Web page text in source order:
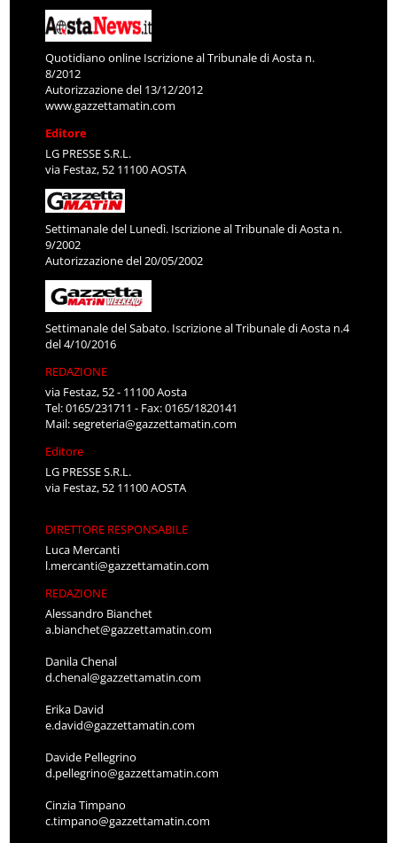
Quotidiano online Iscrizione al Tribunale di Aosta n.
8/2012
Autorizzazione del 13/12/2012
www.gazzettamatin.com
Editore
LG PRESSE S.R.L.
via Festaz, 52 11100 AOSTA
Settimanale del Lunedì. Iscrizione al Tribunale di Aosta n.
9/2002
Autorizzazione del 20/05/2002
Settimanale del Sabato. Iscrizione al Tribunale di Aosta n.4
del 4/10/2016
REDAZIONE
via Festaz, 52 - 11100 Aosta
Tel: 0165/231711 - Fax: 0165/1820141
Mail:segreteria@gazzettamatin.com
Editore
LG PRESSE S.R.L.
via Festaz, 52 11100 AOSTA
DIRETTORE RESPONSABILE
Luca Mercanti
l.mercanti@gazzettamatin.com
REDAZIONE
Alessandro Bianchet
a.bianchet@gazzettamatin.com
Danila Chenal
d.chenal@gazzettamatin.com
Erika David
e.david@gazzettamatin.com
Davide Pellegrino
d.pellegrino@gazzettamatin.com
Cinzia Timpano
c.timpano@gazzettamatin.com